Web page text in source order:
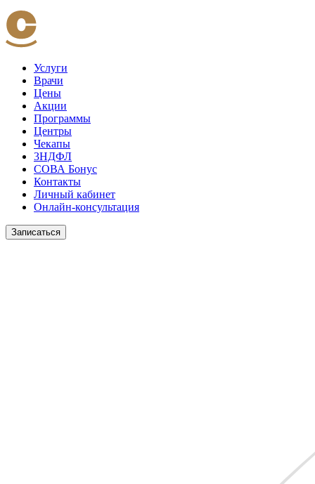
Услуги
Врачи
Цены
Акции
Программы
Центры
Чекапы
3НДФЛ
СОВА Бонус
Контакты
Личный кабинет
Онлайн-консультация
Записаться